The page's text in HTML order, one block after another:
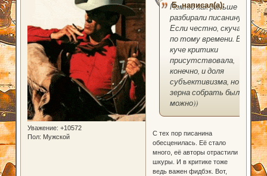
Уважение: +10572
Пол: Мужской
Б. написал(а):
Помню как раньше
разбирали писанину.
Если честно, скучаю
по тому времени. В
куче критики
присутствовала,
конечно, и доля
субъективизма, но
зерна собрать было
можно))
С тех пор писанина
обесценилась. Её стало
много, её авторы отрастили
шкуры. И в критике тоже
ведь важен фидбэк. Вот,